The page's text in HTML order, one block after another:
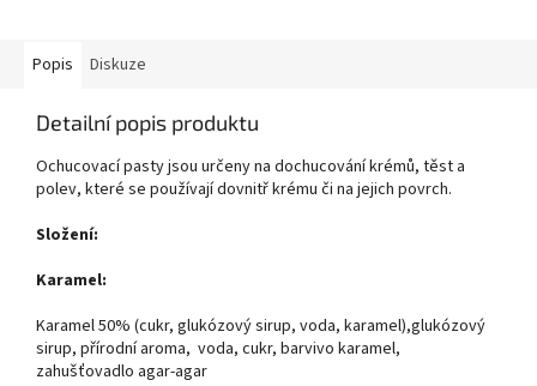
Popis Diskuze
Detailní popis produktu
Ochucovací pasty jsou určeny na dochucování krémů, těst a
polev, které se používají dovnitř krému či na jejich povrch.
Složení:
Karamel:
Karamel 50% (cukr, glukózový sirup, voda, karamel),glukózový
sirup, přírodní aroma, voda, cukr, barvivo karamel,
zahušťovadlo agar-agar